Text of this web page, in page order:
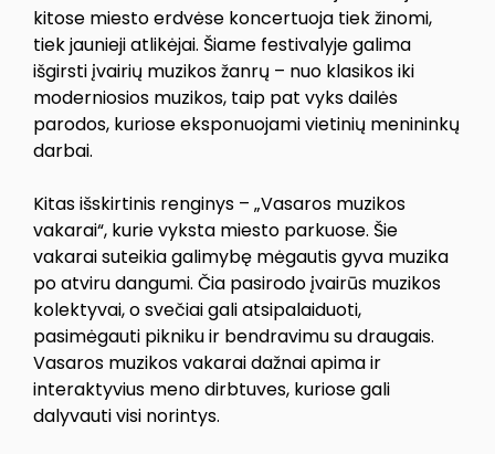
kitose miesto erdvėse koncertuoja tiek žinomi,
tiek jaunieji atlikėjai. Šiame festivalyje galima
išgirsti įvairių muzikos žanrų – nuo klasikos iki
moderniosios muzikos, taip pat vyks dailės
parodos, kuriose eksponuojami vietinių menininkų
darbai.
Kitas išskirtinis renginys – „Vasaros muzikos
vakarai“, kurie vyksta miesto parkuose. Šie
vakarai suteikia galimybę mėgautis gyva muzika
po atviru dangumi. Čia pasirodo įvairūs muzikos
kolektyvai, o svečiai gali atsipalaiduoti,
pasimėgauti pikniku ir bendravimu su draugais.
Vasaros muzikos vakarai dažnai apima ir
interaktyvius meno dirbtuves, kuriose gali
dalyvauti visi norintys.